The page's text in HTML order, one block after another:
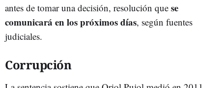
antes de tomar una decisión, resolución que se
comunicará en los próximos días, según fuentes
judiciales.
Corrupción